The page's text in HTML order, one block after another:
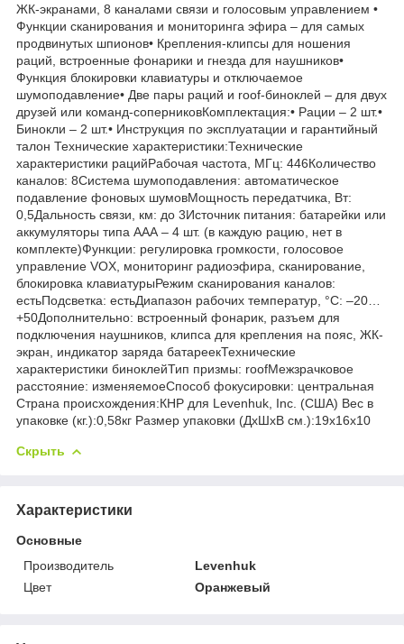
ЖК-экранами, 8 каналами связи и голосовым управлением •
Функции сканирования и мониторинга эфира – для самых
продвинутых шпионов• Крепления-клипсы для ношения
раций, встроенные фонарики и гнезда для наушников•
Функция блокировки клавиатуры и отключаемое
шумоподавление• Две пары раций и roof-биноклей – для двух
друзей или команд-соперниковКомплектация:• Рации – 2 шт.•
Бинокли – 2 шт.• Инструкция по эксплуатации и гарантийный
талон Технические характеристики:Технические
характеристики рацийРабочая частота, МГц: 446Количество
каналов: 8Система шумоподавления: автоматическое
подавление фоновых шумовМощность передатчика, Вт:
0,5Дальность связи, км: до 3Источник питания: батарейки или
аккумуляторы типа ААА – 4 шт. (в каждую рацию, нет в
комплекте)Функции: регулировка громкости, голосовое
управление VOX, мониторинг радиоэфира, сканирование,
блокировка клавиатурыРежим сканирования каналов:
естьПодсветка: естьДиапазон рабочих температур, °С: –20…
+50Дополнительно: встроенный фонарик, разъем для
подключения наушников, клипса для крепления на пояс, ЖК-
экран, индикатор заряда батареекТехнические
характеристики биноклейТип призмы: roofМежзрачковое
расстояние: изменяемоеСпособ фокусировки: центральная
Страна происхождения:КНР для Levenhuk, Inc. (США) Вес в
упаковке (кг.):0,58кг Размер упаковки (ДхШхВ см.):19x16x10
Скрыть
Характеристики
Основные
Производитель
Levenhuk
Цвет
Оранжевый